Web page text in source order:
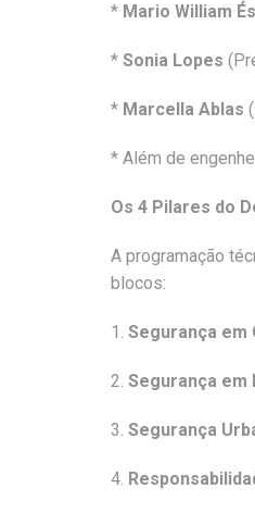
* Mario William
* Sonia Lopes
* Marcella Ablas
* Além de
Os 4 Pilares do
A programação
blocos:
1. Segurança em
2. Segurança em
3. Segurança
4.